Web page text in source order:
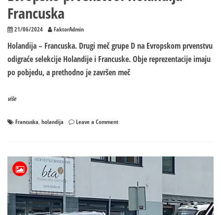
Francuska
21/06/2024 FaktorAdmin
Holandija – Francuska. Drugi meč grupe D na Еvropskom prvenstvu
odigraće selekcije Holandije i Francuske. Obje reprezentacije imaju
po pobjedu, a prethodno je završen meč
više
Francuska, holandija Leave a Commenton
–